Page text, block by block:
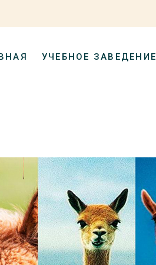
УЧЕБНОЕ ЗАВЕДЕНИЕ